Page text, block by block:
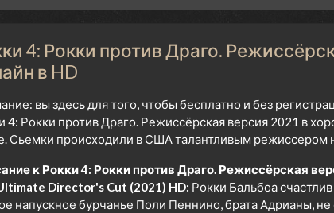
4: Рокки против Драго.
в HD
вы здесь для того, чтобы бесплатно и без
4: Рокки против Драго. Режиссёрская версия 2021 в
Сьемки происходили в США талантливым режиссером
к Рокки 4: Рокки против Драго. Режиссёрская
Director's Cut (2021) HD: Рокки Бальбоа
напускное бурчанье Поли Пеннино, брата Адрианы, не